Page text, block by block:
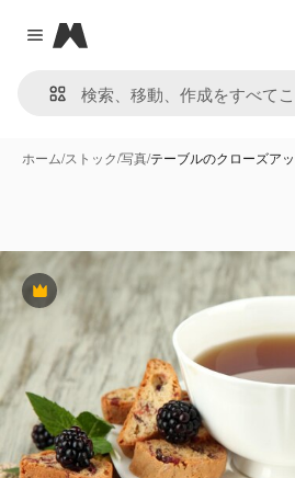
Close menu
Magnific
ホーム/ストック/写真/テーブルのクローズア
Premium